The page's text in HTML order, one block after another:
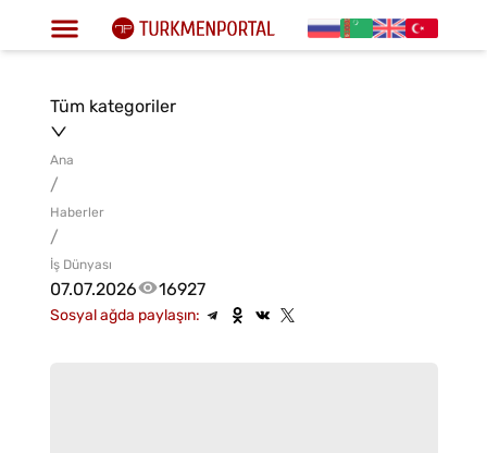
Tüm kategoriler
Ana
/
Haberler
/
İş Dünyası
07.07.2026 16927
Sosyal ağda paylaşın: